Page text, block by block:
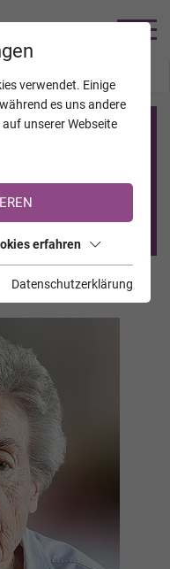
registriert?
<<
verwendet. Einige
es uns andere
unserer Webseite
erfahren
Datenschutzerklärung
VERSTORBENE